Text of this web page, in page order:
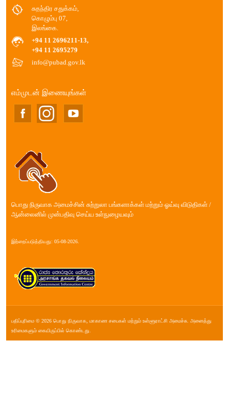
சுதந்திர சதுக்கம்,
கொழும்பு 07,
இலங்கை.
+94 11 2696211-13,
+94 11 2695279
info@pubad.gov.lk
எம்முடன் இணையுங்கள்
பொது நிருவாக அமைச்சின் சுற்றுலா பங்களாக்கள் மற்றும் ஓய்வு விடுதிகள் /
ஆன்லைனில் முன்பதிவு செய்ய உள்நுழையவும்
இற்றைப்படுத்தியது: 05-08-2026.
பதிப்புரிமை © 2026 பொது நிருவாக, மாகாண சபை௧ள் மற்றும் உள்ளூராட்சி அமைச்சு. அனைத்து
உரிமைகளும் கையிருப்பில் கொண்டது.